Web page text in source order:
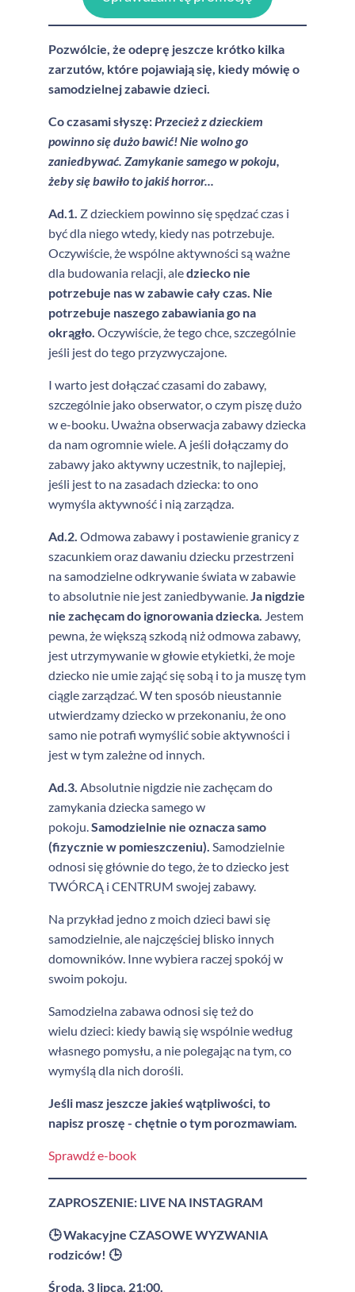
Pozwólcie, że odeprę jeszcze krótko kilka
zarzutów, które pojawiają się, kiedy mówię o
samodzielnej zabawie dzieci.
Co czasami słyszę:Przecież z dzieckiem
powinno się dużo bawić! Nie wolno go
zaniedbywać. Zamykanie samego w pokoju,
żeby się bawiło to jakiś horror...
Ad.1. Z dzieckiem powinno się spędzać czas i
być dla niego wtedy, kiedy nas potrzebuje.
Oczywiście, że wspólne aktywności są ważne
dla budowania relacji, aledziecko nie
potrzebuje nas w zabawie cały czas. Nie
potrzebuje naszego zabawiania go na
okrągło. Oczywiście, że tego chce, szczególnie
jeśli jest do tego przyzwyczajone.
I warto jest dołączać czasami do zabawy,
szczególnie jako obserwator, o czym piszę dużo
w e-booku. Uważna obserwacja zabawy dziecka
da nam ogromnie wiele. A jeśli dołączamy do
zabawy jako aktywny uczestnik, to najlepiej,
jeśli jest to na zasadach dziecka: to ono
wymyśla aktywność i nią zarządza.
Ad.2. Odmowa zabawy i postawienie granicy z
szacunkiem oraz dawaniu dziecku przestrzeni
na samodzielne odkrywanie świata w zabawie
to absolutnie nie jest zaniedbywanie.Ja nigdzie
nie zachęcam do ignorowania dziecka. Jestem
pewna, że większą szkodą niż odmowa zabawy,
jest utrzymywanie w głowie etykietki, że moje
dziecko nie umie zająć się sobą i to ja muszę tym
ciągle zarządzać. W ten sposób nieustannie
utwierdzamy dziecko w przekonaniu, że ono
samo nie potrafi wymyślić sobie aktywności i
jest w tym zależne od innych.
Ad.3. Absolutnie nigdzie nie zachęcam do
zamykania dziecka samego w
pokoju.Samodzielnie nie oznacza samo
(fizycznie w pomieszczeniu). Samodzielnie
odnosi się głównie do tego, że to dziecko jest
TWÓRCĄ i CENTRUM swojej zabawy.
Na przykład jedno z moich dzieci bawi się
samodzielnie, ale najczęściej blisko innych
domowników. Inne wybiera raczej spokój w
swoim pokoju.
Samodzielna zabawa odnosi się też do
wielu dzieci: kiedy bawią się wspólnie według
własnego pomysłu, a nie polegając na tym, co
wymyślą dla nich dorośli.
Jeśli masz jeszcze jakieś wątpliwości, to
napisz proszę - chętnie o tym porozmawiam.
Sprawdź e-book
ZAPROSZENIE: LIVE NA INSTAGRAM
🕒 Wakacyjne CZASOWE WYZWANIA
rodziców! 🕒
Środa, 3 lipca, 21:00.